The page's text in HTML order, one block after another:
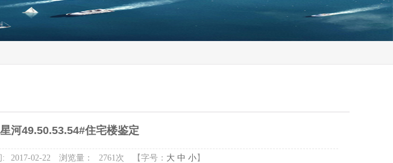
河49.50.53.54#住宅楼鉴定
: 2017-02-22 浏览量： 2761次 【字号： 大 中 小 】